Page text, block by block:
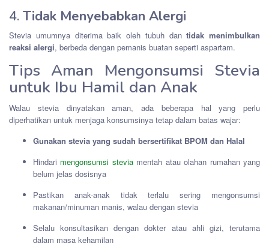
4. Tidak Menyebabkan Alergi
Stevia umumnya diterima baik oleh tubuh dantidak menimbulkan
reaksi alergi, berbeda dengan pemanis buatan seperti aspartam.
Tips Aman Mengonsumsi Stevia
untuk Ibu Hamil dan Anak
Walau stevia dinyatakan aman, ada beberapa hal yang perlu
diperhatikan untuk menjaga konsumsinya tetap dalam batas wajar:
Gunakan stevia yang sudah bersertifikat BPOM dan Halal
Hindari mengonsumsi steviamentah atau olahan rumahan yang
belum jelas dosisnya
Pastikan anak-anak tidak terlalu sering mengonsumsi
makanan/minuman manis, walau dengan stevia
Selalu konsultasikan dengan dokter atau ahli gizi, terutama
dalam masa kehamilan